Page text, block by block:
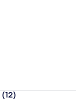
(12)